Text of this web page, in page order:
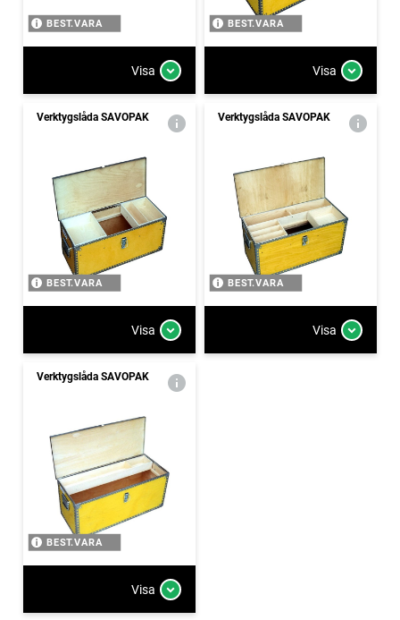
BEST.VARA
Visa
BEST.VARA
Visa
Verktygslåda SAVOPAK
BEST.VARA
Visa
Verktygslåda SAVOPAK
BEST.VARA
Visa
Verktygslåda SAVOPAK
BEST.VARA
Visa